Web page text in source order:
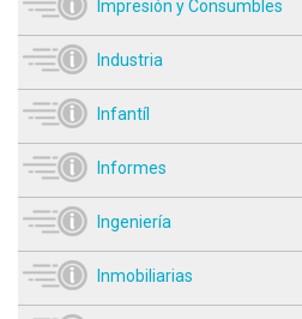
Impresión y Consumbles
Industria
Infantíl
Informes
Ingeniería
Inmobiliarias